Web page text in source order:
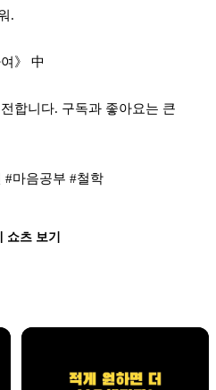
.
》 中
합니다. 구독과 좋아요는 큰
#마음공부 #철학
쇼츠 보기